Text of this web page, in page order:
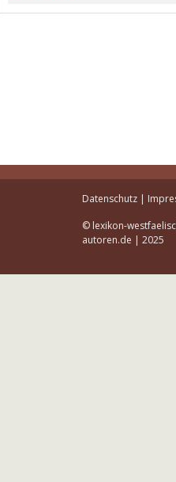
Datenschutz|
© lexikon-
autoren.de | 2025